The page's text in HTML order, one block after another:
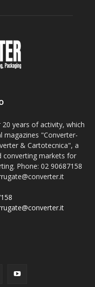
years of activity, which
magazines "Converter-
& Cartotecnica", a
converting markets for
Phone: 02 90687158